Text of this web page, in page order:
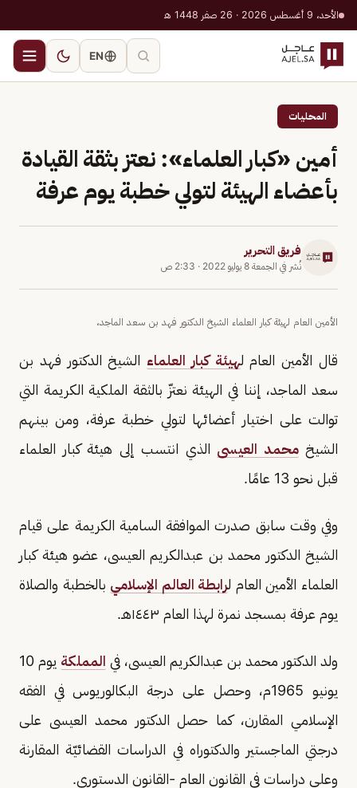
الأحد، 9 أغسطس 2026 · 26 صفر 1448 هـ
EN
المحليات
أمين «كبار العلماء»: نعتز بثقة القيادة
بأعضاء الهيئة لتولي خطبة يوم عرفة
فريق التحرير
نُشر في الجمعة 8 يوليو 2022 · 2:33 ص
الأمين العام لهيئة كبار العلماء الشيخ الدكتور فهد بن سعد الماجد،
قال الأمين العام لهيئة كبار العلماء الشيخ الدكتور فهد بن
سعد الماجد، إننا في الهيئة نعتزّ بالثقة الملكية الكريمة التي
توالت على اختيار أعضائها لتولي خطبة عرفة، ومن بينهم
الشيخمحمد العيسى الذي انتسب إلى هيئة كبار العلماء
قبل نحو 13 عامًا.
وفي وقت سابق صدرت الموافقة السامية الكريمة على قيام
الشيخ الدكتور محمد بن عبدالكريم العيسى، عضو هيئة كبار
العلماء الأمين العام لرابطة العالم الإسلامي بالخطبة والصلاة
يوم عرفة بمسجد نمرة لهذا العام ١٤٤٣هـ.
ولد الدكتور محمد بن عبدالكريم العيسى، في المملكة
يوم 10
يونيو 1965م، وحصل على درجة البكالوريوس في الفقه
الإسلامي المقارن، كما حصل الدكتور محمد العيسى على
درجتي الماجستير والدكتوراه في الدراسات القضائيّة المقارنة
وعلى دراسات في القانون العام -القانون الدستوري.